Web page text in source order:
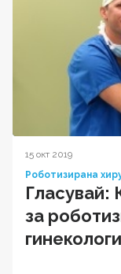
15 окт 2019
Роботизирана
Гласувай:
за